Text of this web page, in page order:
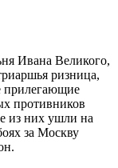
Ивана Великого,
ризница,
прилегающие
противников
из них ушли на
за Москву